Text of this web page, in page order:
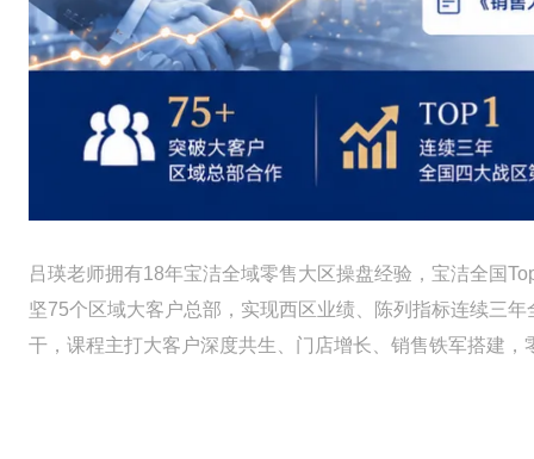
吕瑛老师拥有18年宝洁全域零售大区操盘经验，宝洁全国
坚75个区域大客户总部，实现西区业绩、陈列指标连续三
干，课程主打大客户深度共生、门店增长、销售铁军搭建